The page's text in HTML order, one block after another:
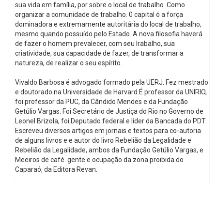
sua vida em família, por sobre o local de trabalho. Como
organizar a comunidade de trabalho. 0 capital ó a força
dominadora e extremamente autoritária do local de trabalho,
mesmo quando possuído pelo Estado. A nova filosofia haverá
de fazer o homem prevalecer, com seu Irabalho, sua
criatividade, sua capacidade de fazer, de transformar a
natureza, de realizar o seu espírito.
Vivaldo Barbosa é advogado formado pela UERJ. Fez mestrado
e doutorado na Universidade de Harvard.É professor da UNIRIO,
foi professor da PUC, da Cândido Mendes e da Fundação
Getúlio Vargas. Foi Secretário de Justiça do Rio no Governo de
Leonel Brizola, foi Deputado federal e líder da Bancada do PDT.
Escreveu diversos artigos em jornais e textos para co-autoria
de alguns livros e e autor do livro Rebelião da Legalidade e
Rebelião da Legalidade, ambos da Fundação Getúlio Vargas, e
Meeiros de café. gente e ocupação da zona proibida do
Caparaó, da Editora Revan.